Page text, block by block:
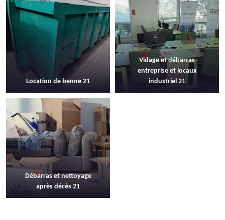
Location de benne 21
Vidage et débarras
entreprise et locaux
industriel 21
Débarras et nettoyage
après décès 21